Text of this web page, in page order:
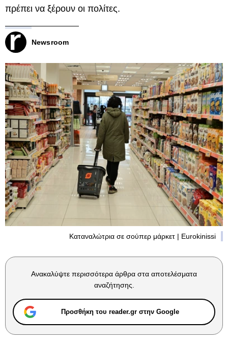
πρέπει να ξέρουν οι πολίτες.
Newsroom
Καταναλώτρια σε σούπερ μάρκετ | Eurokinissi
Ανακαλύψτε περισσότερα άρθρα στα αποτελέσματα
αναζήτησης.
Προσθήκη του reader.gr στην Google